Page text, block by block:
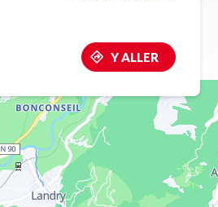
Y ALLER